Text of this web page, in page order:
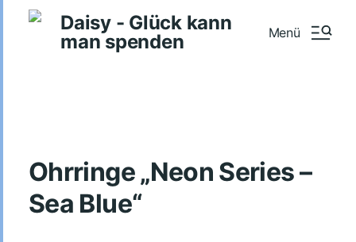
Daisy - Glück kann
man spenden
Menü
Ohrringe „Neon Series –
Sea Blue“